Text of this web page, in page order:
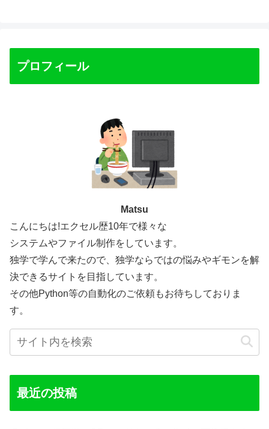
プロフィール
Matsu
こんにちは!エクセル歴10年で様々な
システムやファイル制作をしています。
独学で学んで来たので、独学ならではの悩みやギモンを解
決できるサイトを目指しています。
その他Python等の自動化のご依頼もお待ちしておりま
す。
最近の投稿